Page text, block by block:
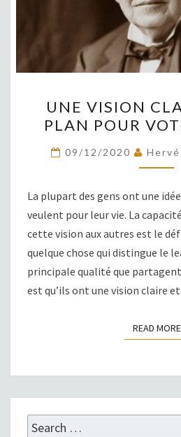
ET
UN
UNE VISION
PLAN POUR
09/12/2020 Hervé
La plupart des gens ont une
veulent pour leur vie. La
cette vision aux autres est le
quelque chose qui distingue le
principale qualité que
est qu’ils ont une vision claire
READ MORE
Search